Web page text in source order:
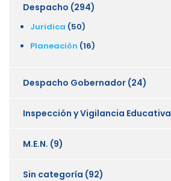
Despacho (294)
Juridica (50)
Planeación (16)
Despacho Gobernador (24)
Inspección y Vigilancia Educativa
M.E.N. (9)
Sin categoría (92)